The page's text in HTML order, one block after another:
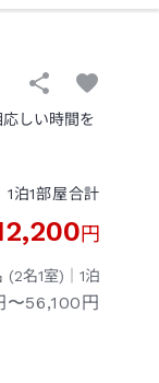
しい時間を
1泊1部屋合計
円
(2名1室)｜ 1泊
56,100円